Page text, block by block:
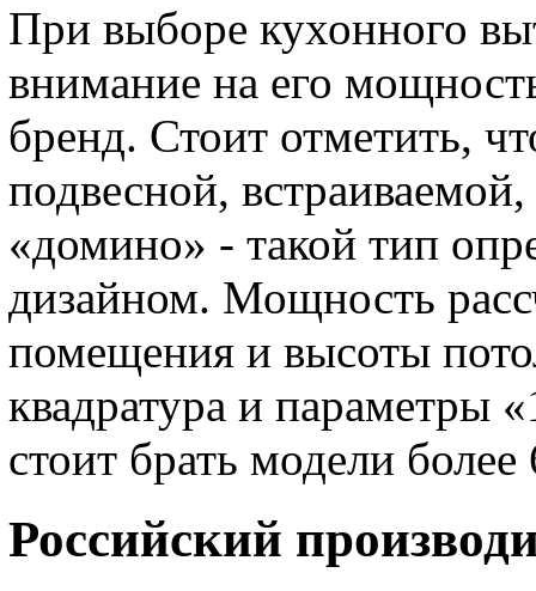
При выборе кухонного
внимание на его
бренд. Стоит отметить,
подвесной,
«домино» - такой тип
дизайном. Мощность
помещения и высоты
квадратура и параметры
стоит брать модели
Российский